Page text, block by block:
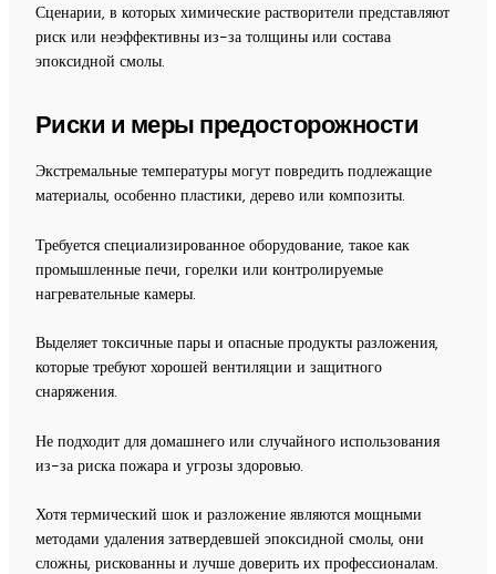
Сценарии, в которых химические растворители представляют
риск или неэффективны из-за толщины или состава
эпоксидной смолы.
Риски и меры предосторожности
Экстремальные температуры могут повредить подлежащие
материалы, особенно пластики, дерево или композиты.
Требуется специализированное оборудование, такое как
промышленные печи, горелки или контролируемые
нагревательные камеры.
Выделяет токсичные пары и опасные продукты разложения,
которые требуют хорошей вентиляции и защитного
снаряжения.
Не подходит для домашнего или случайного использования
из-за риска пожара и угрозы здоровью.
Хотя термический шок и разложение являются мощными
методами удаления затвердевшей эпоксидной смолы, они
сложны, рискованны и лучше доверить их профессионалам.